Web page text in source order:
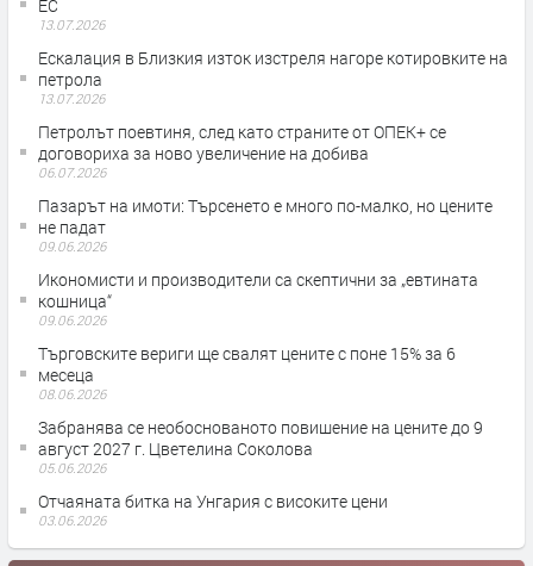
ЕС
13.07.2026
Ескалация в Близкия изток изстреля нагоре котировките на
петрола
13.07.2026
Петролът поевтиня, след като страните от ОПЕК+ се
договориха за ново увеличение на добива
06.07.2026
Пазарът на имоти: Търсенето е много по-малко, но цените
не падат
09.06.2026
Икономисти и производители са скептични за „евтината
кошница“
09.06.2026
Търговските вериги ще свалят цените с поне 15% за 6
месеца
08.06.2026
Забранява се необоснованото повишение на цените до 9
август 2027 г. Цветелина Соколова
05.06.2026
Отчаяната битка на Унгария с високите цени
03.06.2026